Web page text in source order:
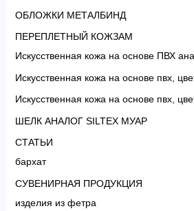
ОБЛОЖКИ МЕТАЛБИНД
ПЕРЕПЛЕТНЫЙ КОЖЗАМ
Искусственная кожа на основе ПВХ
Искусственная кожа на основе пвх,
Искусственная кожа на основе пвх,
ШЕЛК АНАЛОГ SILTEX МУАР
СТАТЬИ
бархат
СУВЕНИРНАЯ ПРОДУКЦИЯ
изделия из фетра